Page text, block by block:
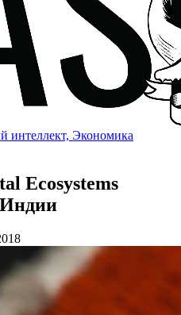
интеллект, Экономика
Ecosystems
Индии